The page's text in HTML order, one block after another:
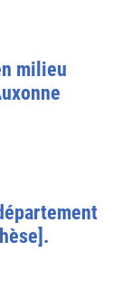
milieu